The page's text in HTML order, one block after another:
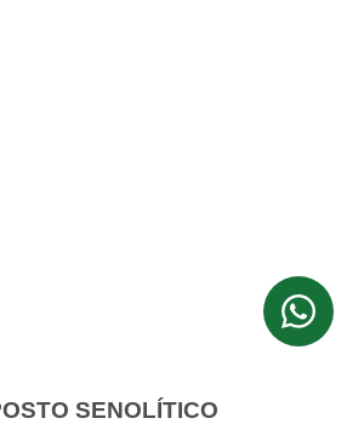
SENOLÍTICO